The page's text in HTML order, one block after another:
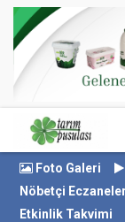
Foto Galeri
Nöbetçi Eczaneler
Etkinlik Takvimi